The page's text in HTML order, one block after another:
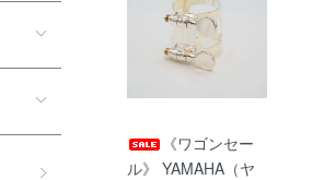
《ワゴンセー
ル》 YAMAHA（ヤ